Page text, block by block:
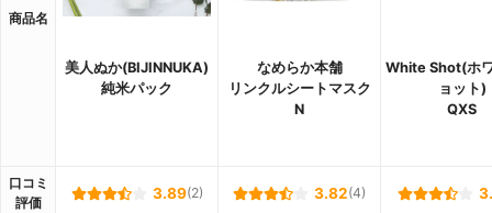
商品名
美人ぬか(BIJINNUKA)
純米パック
なめらか本舗
リンクルシートマスク
N
White Shot(ホ
ョット)
QXS
口コミ
評価
3.89(2) 3.82(4)